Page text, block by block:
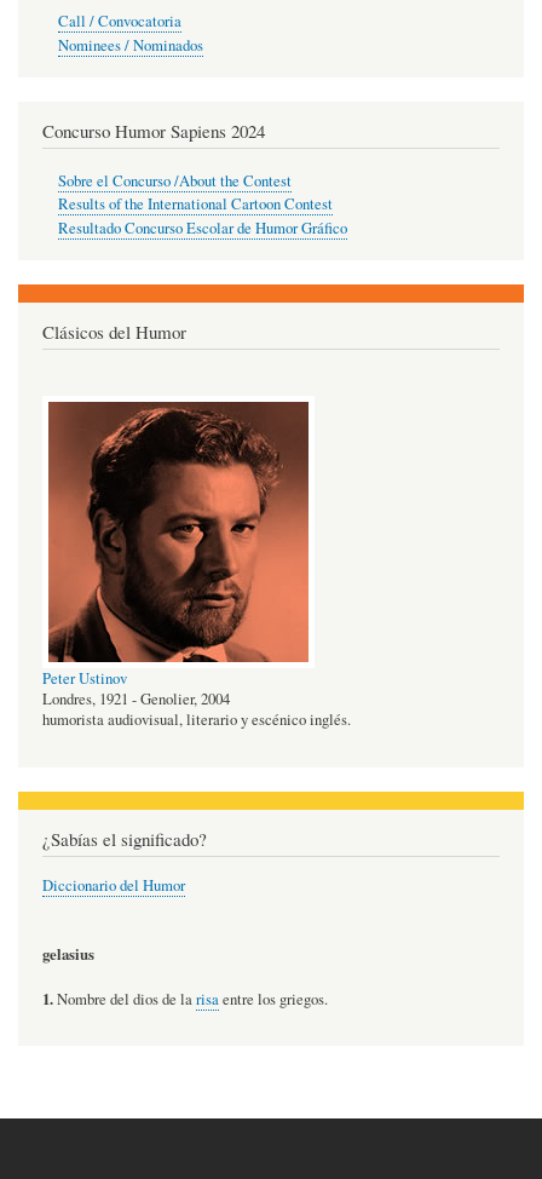
Call / Convocatoria
Nominees / Nominados
Concurso Humor Sapiens 2024
Sobre el Concurso /About the Contest
Results of the International Cartoon Contest
Resultado Concurso Escolar de Humor Gráfico
Clásicos del Humor
Peter Ustinov
Londres, 1921 - Genolier, 2004
humorista audiovisual, literario y escénico inglés.
¿Sabías el significado?
Diccionario del Humor
gelasius
1.Nombre del dios de larisaentre los griegos.